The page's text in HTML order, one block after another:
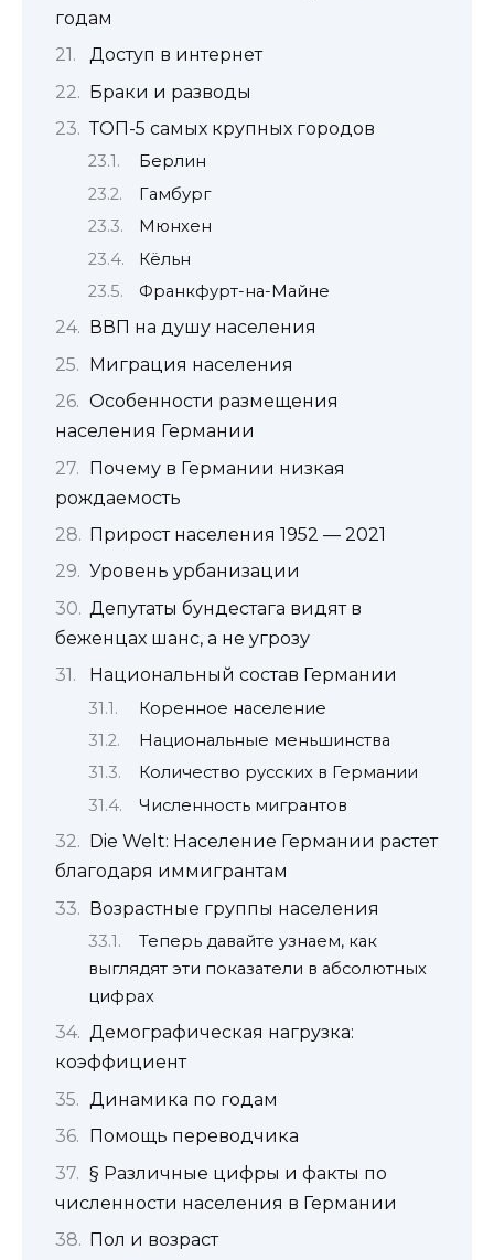
годам
Доступ в интернет
Браки и разводы
ТОП-5 самых крупных городов
Берлин
Гамбург
Мюнхен
Кёльн
Франкфурт-на-Майне
ВВП на душу населения
Миграция населения
Особенности размещения
населения Германии
Почему в Германии низкая
рождаемость
Прирост населения 1952 — 2021
Уровень урбанизации
Депутаты бундестага видят в
беженцах шанс, а не угрозу
Национальный состав Германии
Коренное население
Национальные меньшинства
Количество русских в Германии
Численность мигрантов
Die Welt: Население Германии растет
благодаря иммигрантам
Возрастные группы населения
Теперь давайте узнаем, как
выглядят эти показатели в абсолютных
цифрах
Демографическая нагрузка:
коэффициент
Динамика по годам
Помощь переводчика
§ Различные цифры и факты по
численности населения в Германии
Пол и возраст